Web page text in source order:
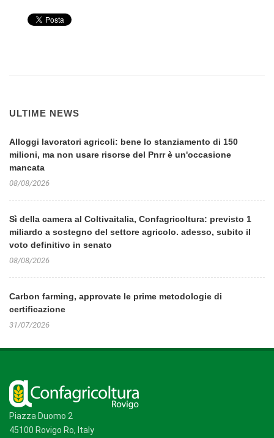
ULTIME NEWS
Alloggi lavoratori agricoli: bene lo stanziamento di 150
milioni, ma non usare risorse del Pnrr è un'occasione
mancata
08/08/2026
Sì della camera al Coltivaitalia, Confagricoltura: previsto 1
miliardo a sostegno del settore agricolo. adesso, subito il
voto definitivo in senato
08/08/2026
Carbon farming, approvate le prime metodologie di
certificazione
31/07/2026
Piazza Duomo 2
45100 Rovigo Ro, Italy